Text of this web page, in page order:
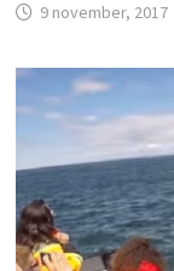
9 november, 2017